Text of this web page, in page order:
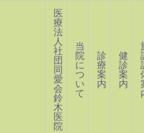
医
療
法
人
社
団
同
愛
会
鈴
木
医
院
当
院
に
つ
い
て
診
療
案
内
健
診
案
内